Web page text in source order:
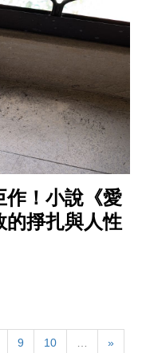
作！小說《愛
的掙扎與人性
9 10 »